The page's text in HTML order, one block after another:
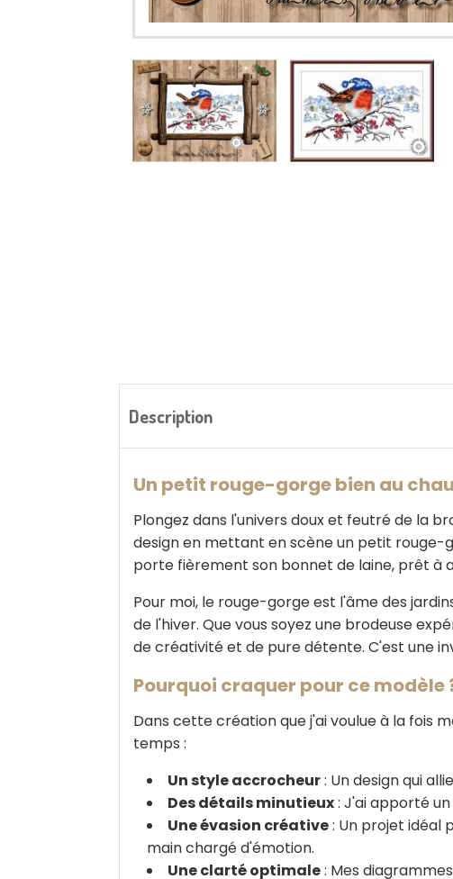
Description
Un petit rouge-gorge bien au
Plongez dans l'univers doux et feutré de la
design en mettant en scène un petit rouge-
porte fièrement son bonnet de laine, prêt à
Pour moi, le rouge-gorge est l'âme des
de l'hiver. Que vous soyez une brodeuse
de créativité et de pure détente. C'est une
Pourquoi craquer pour ce modèle
Dans cette création que j'ai voulue à la fois
temps :
Un style accrocheur: Un design qui
Des détails minutieux: J'ai apporté
Une évasion créative: Un projet idéal
main chargé d'émotion.
Une clarté optimale: Mes